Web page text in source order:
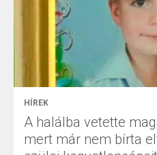
HÍREK
A halálba vetette
mert már nem bírta